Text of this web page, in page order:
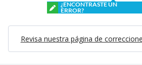
¿ENCONTRASTE UN
ERROR?
Revisa nuestra página de